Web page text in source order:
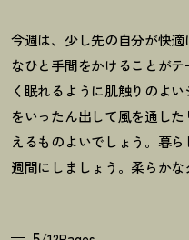
今週は、少し先の自分が快
なひと手間をかけることが
く眠れるように肌触りのよ
をいったん出して風を通し
えるものよいでしょう。暮
週間にしましょう。柔らかな